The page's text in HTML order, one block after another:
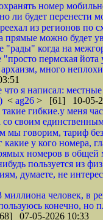
номер
ли будет перенести
из регионов по
прямые можно будет
"рады" когда на
"просто пермская
много
что я написал:
< ag26 > [61] 10-05-
такие гибкие.у меня
со своим
мы говорим, тариф
у кого номера,
номеров в общей
пользуется из
думаете, не
миллиона человек, в
конечно, но
07-05-2026 10:33